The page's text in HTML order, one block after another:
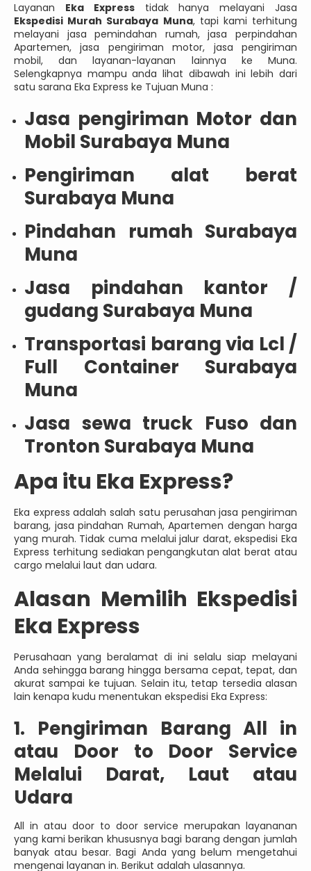
Layanan Eka Expresstidak hanya melayani Jasa
Ekspedisi Murah Surabaya Muna, tapi kami terhitung
melayani jasa pemindahan rumah, jasa perpindahan
Apartemen, jasa pengiriman motor, jasa pengiriman
mobil, dan layanan-layanan lainnya ke Muna.
Selengkapnya mampu anda lihat dibawah ini lebih dari
satu sarana Eka Express ke Tujuan Muna :
Jasa pengiriman Motor dan
Mobil Surabaya Muna
Pengiriman alat berat
Surabaya Muna
Pindahan rumah Surabaya
Muna
Jasa pindahan kantor /
gudang Surabaya Muna
Transportasi barang via Lcl /
Full Container Surabaya
Muna
Jasa sewa truck Fuso dan
Tronton Surabaya Muna
Apa itu Eka Express?
Eka express adalah salah satu perusahan jasa pengiriman
barang, jasa pindahan Rumah, Apartemen dengan harga
yang murah. Tidak cuma melalui jalur darat, ekspedisi Eka
Express terhitung sediakan pengangkutan alat berat atau
cargo melalui laut dan udara.
Alasan Memilih Ekspedisi
Eka Express
Perusahaan yang beralamat di ini selalu siap melayani
Anda sehingga barang hingga bersama cepat, tepat, dan
akurat sampai ke tujuan. Selain itu, tetap tersedia alasan
lain kenapa kudu menentukan ekspedisi Eka Express:
1. Pengiriman Barang All in
atau Door to Door Service
Melalui Darat, Laut atau
Udara
All in atau door to door service merupakan layananan
yang kami berikan khususnya bagi barang dengan jumlah
banyak atau besar. Bagi Anda yang belum mengetahui
mengenai layanan in. Berikut adalah ulasannya.